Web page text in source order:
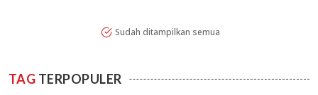
Sudah ditampilkan semua
TAG TERPOPULER